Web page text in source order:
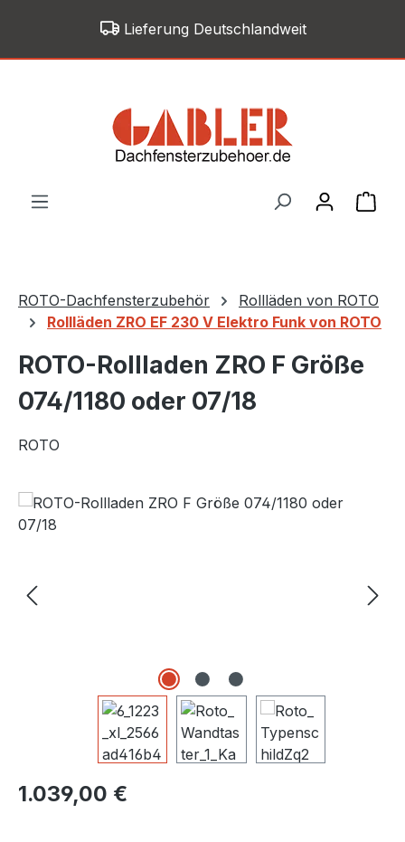
Zum Hauptinhalt springenLieferung Deutschlandweit
ROTO-Dachfensterzubehör
Rollläden von ROTO
Rollläden ZRO EF 230 V Elektro Funk von ROTO
ROTO-Rollladen ZRO F Größe
074/1180 oder 07/18
ROTO
Bildergalerie überspringen
Regulärer Preis:
1.039,00 €